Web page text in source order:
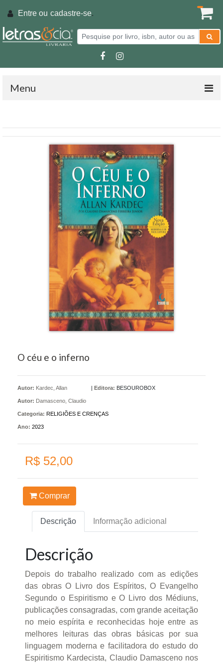
Entre ou cadastre-se.
Menu
O céu e o inferno
Autor: Kardec, Allan
Autor: Damasceno, Claudio
| Editora: BESOUROBOX
Categoria: RELIGIÕES E CRENÇAS
Ano: 2023
R$ 52,00
Comprar
Descrição Informação adicional
Descrição
Depois do trabalho realizado com as edições
das obras O Livro dos Espíritos, O Evangelho
Segundo o Espiritismo e O Livro dos Médiuns,
publicações consagradas, com grande aceitação
no meio espírita e reconhecidas hoje entre as
melhores leituras das obras básicas por sua
linguagem moderna e facilitadora do estudo do
Espiritismo Kardecista, Claudio Damasceno nos